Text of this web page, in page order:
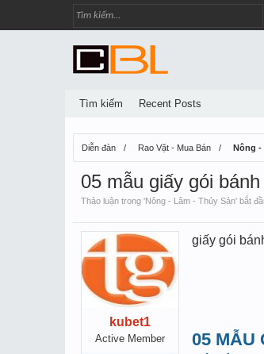
Diễn đàn Rao Vặt - Mua Bán Nông -
05 mẫu giấy gói
Thảo luận trong 'Nông - Lâm - Thủy Sản' bắt
kubet1
Active Member
giấy gói
05 MẪU
Tìm kiếm Recent Posts